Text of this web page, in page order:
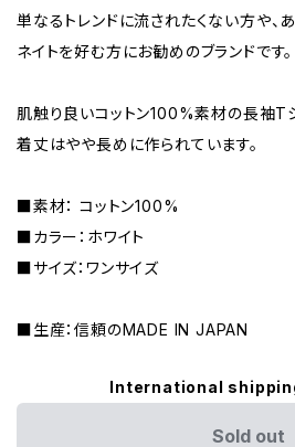
単なるトレンドに流されたくない方や、
ネイトを好む方にお勧めのブランドです。
肌触り良いコットン100%素材の長袖T
着丈はやや長めに作られています。
■素材： コットン100%
■カラー：ホワイト
■サイズ：ワンサイズ
■生産：信頼のMADE IN JAPAN
International
Sold out